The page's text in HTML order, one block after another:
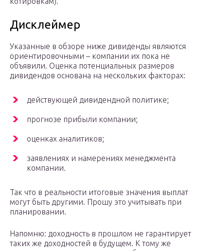
Дисклеймер
Указанные в обзоре ниже дивиденды являются
ориентировочными – компании их пока не
объявили. Оценка потенциальных размеров
дивидендов основана на нескольких факторах:
действующей дивидендной политике;
прогнозе прибыли компании;
оценках аналитиков;
заявлениях и намерениях менеджмента
компании.
Так что в реальности итоговые значения выплат
могут быть другими. Прошу это учитывать при
планировании.
Напомню: доходность в прошлом не гарантирует
таких же доходностей в будущем. К тому же